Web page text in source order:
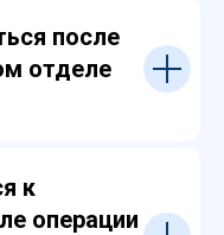
после
отделе
к
операции